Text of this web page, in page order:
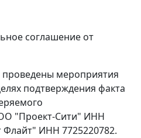
соглашение от
мероприятия
подтверждения факта
"Проект-Сити" ИНН
ИНН 7725220782.